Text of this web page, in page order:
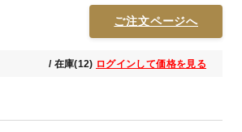
ご注文ページへ
/ 在庫(12) ログインして価格を見る